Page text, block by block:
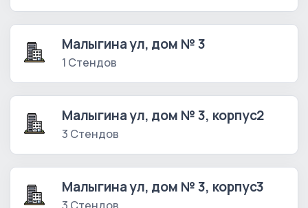
Малыгина ул, дом № 3
1 Стендов
Малыгина ул, дом № 3, корпус2
3 Стендов
Малыгина ул, дом № 3, корпус3